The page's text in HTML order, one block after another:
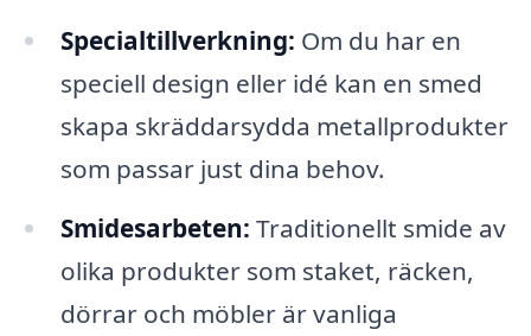
Specialtillverkning: Om du har en
speciell design eller idé kan en smed
skapa skräddarsydda metallprodukter
som passar just dina behov.
Smidesarbeten: Traditionellt smide av
olika produkter som staket, räcken,
dörrar och möbler är vanliga